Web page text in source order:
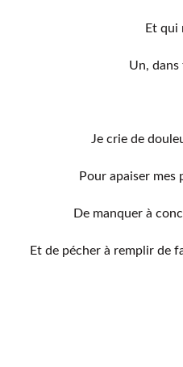
Et qui
Un, dans
Je crie de
Pour apaiser mes
De manquer à
Et de pécher à remplir de